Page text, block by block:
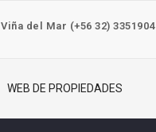
Viña del Mar (+56 32) 3351904
WEB DE PROPIEDADES